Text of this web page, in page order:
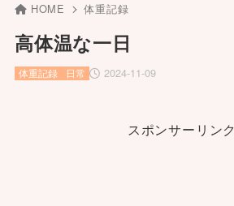
HOME 体重記録
高体温な一日
2024-11-09
体重記録 日常
スポンサーリンク